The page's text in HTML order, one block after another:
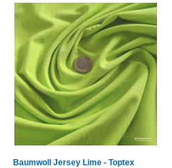
Baumwoll Jersey Lime - Toptex